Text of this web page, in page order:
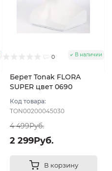
0 В наличии
Берет Tonak FLORA
SUPER цвет 0690
Код товара:
TON00200045030
4 499Руб.
2 299Руб.
В корзину